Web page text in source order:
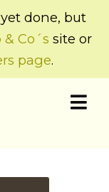
done, but
Co´s site or
page.